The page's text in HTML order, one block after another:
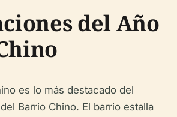
del Año
es lo más destacado del
Barrio Chino. El barrio estalla